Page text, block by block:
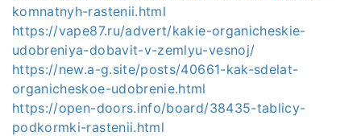
komnatnyh-rastenii.html
https://vape87.ru/advert/kakie-organicheskie-
udobreniya-dobavit-v-zemlyu-vesnoj/
https://new.a-g.site/posts/40661-kak-sdelat-
organicheskoe-udobrenie.html
https://open-doors.info/board/38435-tablicy-
podkormki-rastenii.html